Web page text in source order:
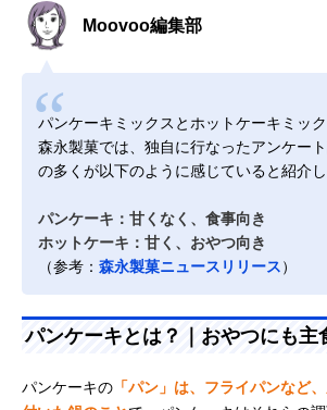
Moovoo編集部
パンケーキミックスとホットケーキミッ
森永製菓では、独自に行なったアンケー
の多くが以下のように感じていると紹介し
パンケーキ：甘くなく、食事向き
ホットケーキ：甘く、おやつ向き
（参考： 森永製菓ニュースリリース）
パンケーキとは？｜おやつにも主
パンケーキの 「パン」は、フライパンなど